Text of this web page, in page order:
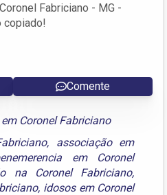
Fabriciano - MG -
copiado!
Comente
Coronel Fabriciano
, associação em
em Coronel
na Coronel Fabriciano,
, idosos em Coronel